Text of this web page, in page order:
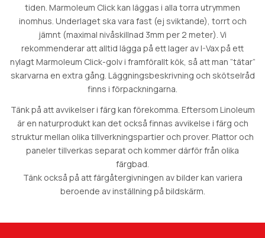
tiden. Marmoleum Click kan läggas i alla torra utrymmen
inomhus. Underlaget ska vara fast (ej sviktande), torrt och
jämnt (maximal nivåskillnad 3mm per 2 meter). Vi
rekommenderar att alltid lägga på ett lager av I-Vax på ett
nylagt Marmoleum Click-golv i framförallt kök, så att man ”tätar”
skarvarna en extra gång. Läggningsbeskrivning och skötselråd
finns i förpackningarna.
Tänk på att avvikelser i färg kan förekomma. Eftersom Linoleum
är en naturprodukt kan det också finnas avvikelse i färg och
struktur mellan olika tillverkningspartier och prover. Plattor och
paneler tillverkas separat och kommer därför från olika
färgbad.
Tänk också på att färgåtergivningen av bilder kan variera
beroende av inställning på bildskärm.